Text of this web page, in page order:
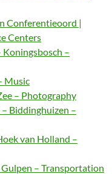
Conferentieoord |
Centers
–
Music
– Photography
Biddinghuizen –
van Holland –
– Transportation